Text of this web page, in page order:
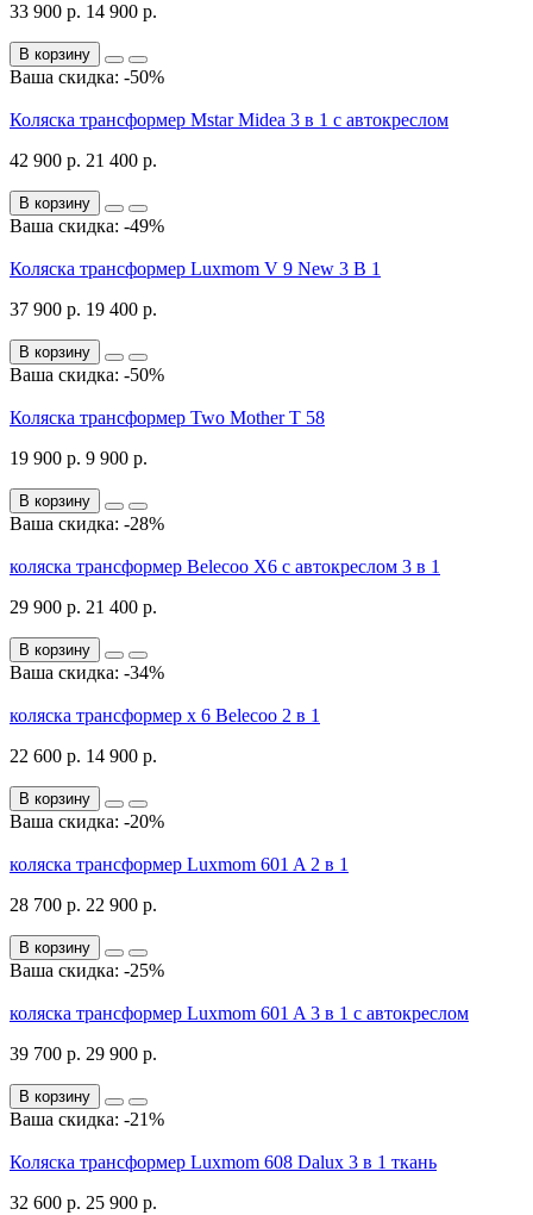
33 900 р. 14 900 р.
В корзину
Ваша скидка: -50%
Коляска трансформер Mstar Midea 3 в 1 с автокреслом
42 900 р. 21 400 р.
В корзину
Ваша скидка: -49%
Коляска трансформер Luxmom V 9 New 3 В 1
37 900 р. 19 400 р.
В корзину
Ваша скидка: -50%
Коляска трансформер Two Mother T 58
19 900 р. 9 900 р.
В корзину
Ваша скидка: -28%
коляска трансформер Belecoo X6 с автокреслом 3 в 1
29 900 р. 21 400 р.
В корзину
Ваша скидка: -34%
коляска трансформер x 6 Belecoo 2 в 1
22 600 р. 14 900 р.
В корзину
Ваша скидка: -20%
коляска трансформер Luxmom 601 A 2 в 1
28 700 р. 22 900 р.
В корзину
Ваша скидка: -25%
коляска трансформер Luxmom 601 A 3 в 1 с автокреслом
39 700 р. 29 900 р.
В корзину
Ваша скидка: -21%
Коляска трансформер Luxmom 608 Dalux 3 в 1 ткань
32 600 р. 25 900 р.